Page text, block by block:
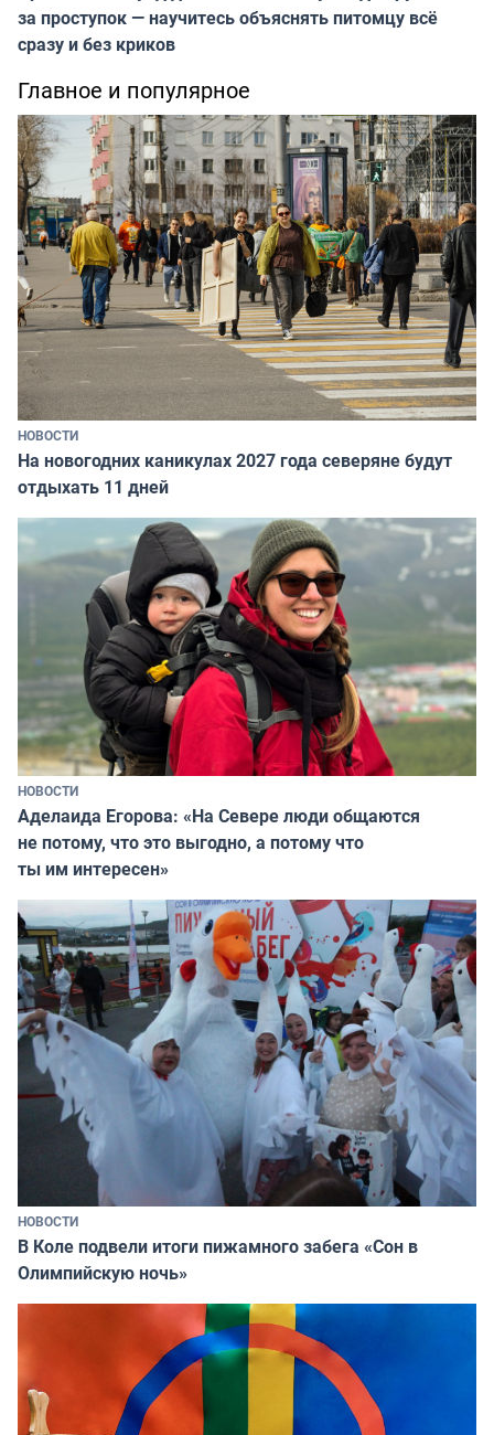
за проступок — научитесь объяснять питомцу всё
сразу и без криков
Главное и популярное
НОВОСТИ
На новогодних каникулах 2027 года северяне будут
отдыхать 11 дней
НОВОСТИ
Аделаида Егорова: «На Севере люди общаются
не потому, что это выгодно, а потому что
ты им интересен»
НОВОСТИ
В Коле подвели итоги пижамного забега «Сон в
Олимпийскую ночь»